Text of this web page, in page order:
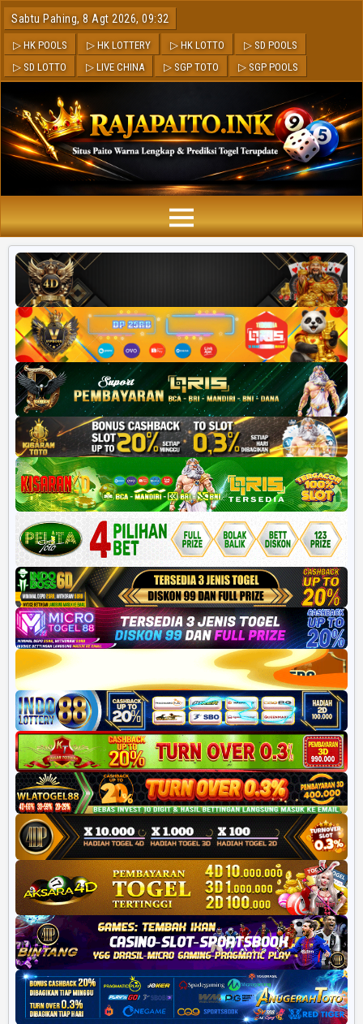
Sabtu Pahing, 8 Agt 2026, 09:32
▷ HK POOLS ▷ HK LOTTERY ▷ HK LOTTO
▷ SD POOLS
▷ SD LOTTO
▷ LIVE CHINA ▷ SGP TOTO ▷ SGP POOLS